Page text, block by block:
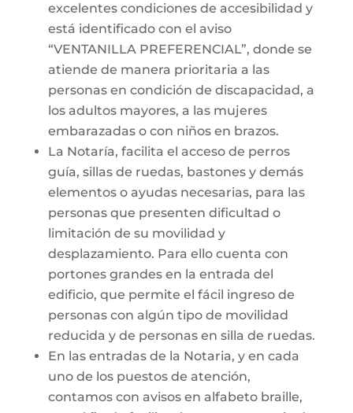
excelentes condiciones de accesibilidad y
está identificado con el aviso
“VENTANILLA PREFERENCIAL”, donde se
atiende de manera prioritaria a las
personas en condición de discapacidad, a
los adultos mayores, a las mujeres
embarazadas o con niños en brazos.
La Notaría, facilita el acceso de perros
guía, sillas de ruedas, bastones y demás
elementos o ayudas necesarias, para las
personas que presenten dificultad o
limitación de su movilidad y
desplazamiento. Para ello cuenta con
portones grandes en la entrada del
edificio, que permite el fácil ingreso de
personas con algún tipo de movilidad
reducida y de personas en silla de ruedas.
En las entradas de la Notaria, y en cada
uno de los puestos de atención,
contamos con avisos en alfabeto braille,